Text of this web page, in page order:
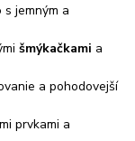
s jemným a
šmýkačkami a
a pohodovejší
prvkami a